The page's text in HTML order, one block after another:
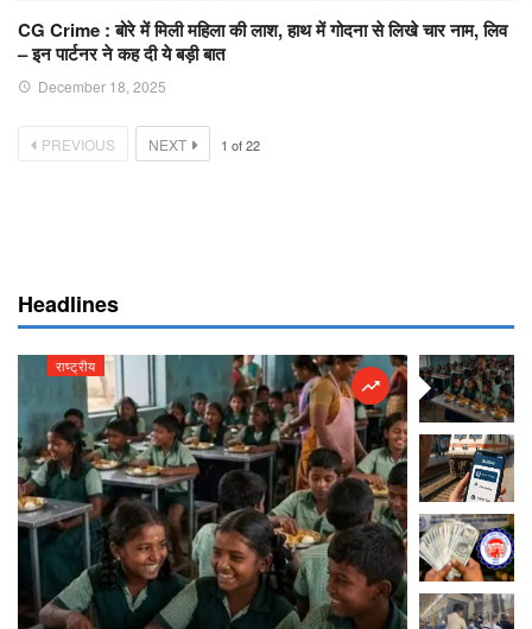
CG Crime : बोरे में मिली महिला की लाश, हाथ में गोदना से लिखे चार नाम, लिव
– इन पार्टनर ने कह दी ये बड़ी बात
December 18, 2025
PREVIOUS NEXT 1 of22
Headlines
राष्ट्रीय राष्ट्रीय